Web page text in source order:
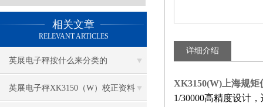
相关文章
RELEVANT ARTICLES
英展电子秤按什么来分类的
英展电子秤XK3150（W）校正资料
详细介绍
XK3150(W)上海规
1/30000高精度设计